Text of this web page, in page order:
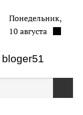
bloger51
Понедельник,
10 августа